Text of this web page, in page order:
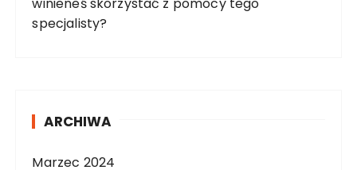
specjalisty?
ARCHIWA
Marzec 2024